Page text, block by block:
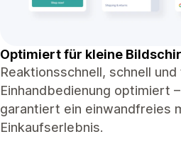
Optimiert für kleine
Reaktionsschnell, schnell
Einhandbedienung optimiert
garantiert ein einwandfreies
Einkaufserlebnis.